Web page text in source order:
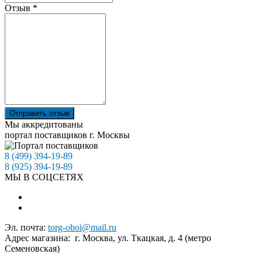
Отзыв *
Отправить отзыв
Мы аккредитованы
портал поставщиков г. Москвы
8 (499) 394-19-89
8 (925) 394-19-89
МЫ В СОЦСЕТЯХ
Эл. почта: torg-oboi@mail.ru
Адрес магазина: г. Москва, ул. Ткацкая, д. 4 (метро
Семеновская)